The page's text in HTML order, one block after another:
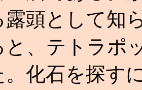
露頭として知
と、テトラポ
。化石を探す